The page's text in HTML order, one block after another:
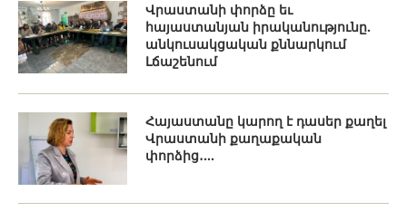
Վրաստանի փորձը եւ
հայաստանյան իրականությունը.
անկուսակցական քննարկում
Լճաշենում
Հայաստանը կարող է դասեր քաղել
Վրաստանի քաղաքական
փորձից․...